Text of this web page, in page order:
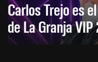
Carlos Trejo es
de La Granja VIP